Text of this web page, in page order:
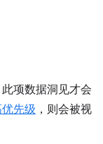
项数据洞见才会
先级 ，则会被视